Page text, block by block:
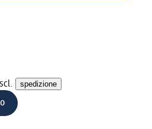
spedizione